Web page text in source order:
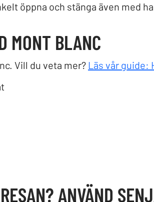
öppna och stänga även med
MONT BLANC
Vill du veta mer? Läs vår guide:
ANVÄND